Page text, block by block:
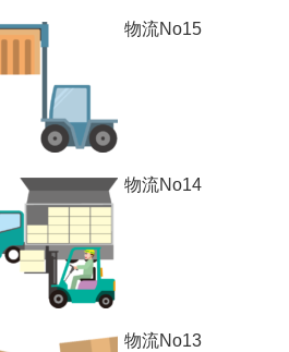
物流No15
物流No14
物流No13